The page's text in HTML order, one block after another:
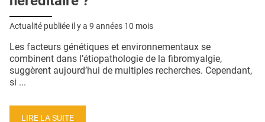
QUI SOMMES-NOUS ?
PUBLICITÉ
Actualité publiée il y a 9 années 10 mois
Les facteurs génétiques et environnementaux se
combinent dans l’étiopathologie de la fibromyalgie,
suggèrent aujourd’hui de multiples recherches. Cependant,
si ...
LIRE LA SUITE